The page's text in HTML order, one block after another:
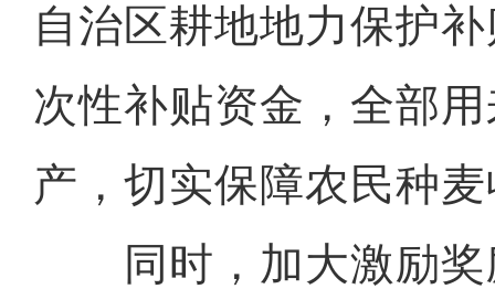
自治区耕地地力保护
次性补贴资金，全部
产，切实保障农民种
同时，加大激励奖